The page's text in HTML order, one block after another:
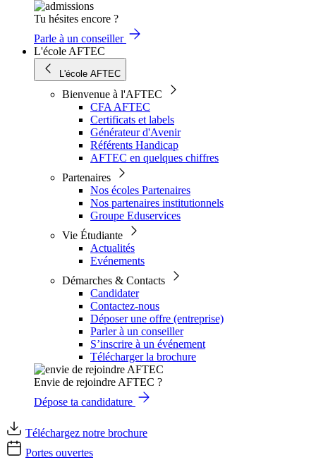
Tu hésites encore ?
Parle à un conseiller
L'école AFTEC
L'école AFTEC
Bienvenue à l'AFTEC
CFA AFTEC
Certificats et labels
Générateur d'Avenir
Référents Handicap
AFTEC en quelques chiffres
Partenaires
Nos écoles Partenaires
Nos partenaires institutionnels
Groupe Eduservices
Vie Étudiante
Actualités
Evénements
Démarches & Contacts
Candidater
Contactez-nous
Déposer une offre (entreprise)
Parler à un conseiller
S’inscrire à un événement
Télécharger la brochure
Envie de rejoindre AFTEC ?
Dépose ta candidature
Téléchargez notre brochure
Portes ouvertes